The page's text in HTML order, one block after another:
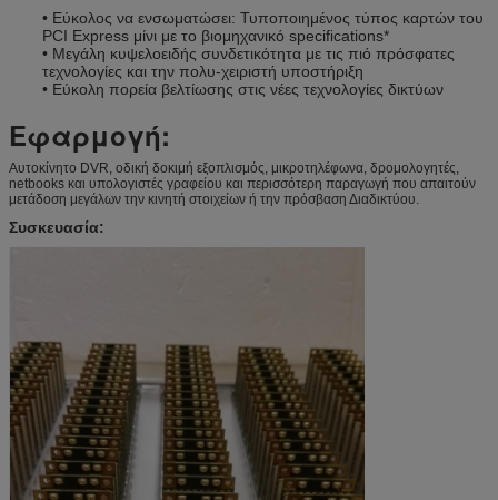
CDMA 1xRTT/EV-
κάνει την
περιστροφή Α
800 (BC0), 1900 (BC1),
1700 (BC10)
800 (BC0), 1900
(BC1),
1700 (BC10)
GSM/GPRS/EDGE Τετράγωνο-ταινία
Τετράγωνο-ταινία
ΕΓΚΡΙΣΕΙΣ
Ρυθμιστικός
FCC,
ΟΛΟΚΛΗΡΩΜΈΝΟ
ΚΎΚΛΩΜΑ, PTCRB,
FCC, PTCRB, NCC
IO τάση
1.8V
1.8V
ΑΚΟΥΣΤΙΚΟΣ
Αναλογικός ήχος
Ψηφιακός ήχος
PCM/I2S
PCM/I2S
• Εύκολος να ενσωματώσει: Τυποποιημένος τύπος καρτών του
PCI Express μίνι με το βιομηχανικό specifications*
• Μεγάλη κυψελοειδής συνδετικότητα με τις πιό πρόσφατες
τεχνολογίες και την πολυ-χειριστή υποστήριξη
• Εύκολη πορεία βελτίωσης στις νέες τεχνολογίες δικτύων
Εφαρμογή:
Αυτοκίνητο DVR, οδική δοκιμή εξοπλισμός, μικροτηλέφωνα, δρομολογητές,
netbooks και υπολογιστές γραφείου και περισσότερη παραγωγή που απαιτούν
μετάδοση μεγάλων την κινητή στοιχείων ή την πρόσβαση Διαδικτύου.
Συσκευασία: